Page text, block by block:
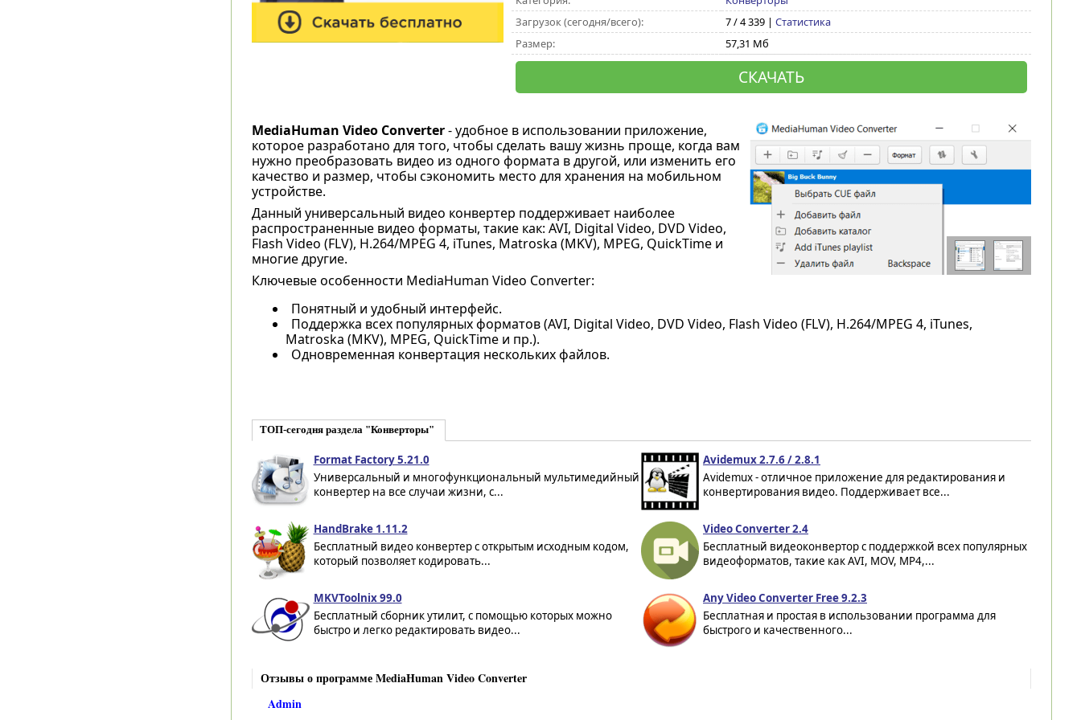
Загрузок (сегодня/всего):
7 / 4 339 | Статистика
Размер:
57,31 Мб
СКАЧАТЬ
MediaHuman Video Converter- удобное в использовании приложение,
которое разработано для того, чтобы сделать вашу жизнь проще, когда вам
нужно преобразовать видео из одного формата в другой, или изменить его
качество и размер, чтобы сэкономить место для хранения на мобильном
устройстве.
Данный универсальный видео конвертер поддерживает наиболее
распространенные видео форматы, такие как: AVI, Digital Video, DVD Video,
Flash Video (FLV), H.264/MPEG 4, iTunes, Matroska (MKV), MPEG, QuickTime и
многие другие.
Ключевые особенности MediaHuman Video Converter:
Понятный и удобный интерфейс.
Поддержка всех популярных форматов (AVI, Digital Video, DVD Video, Flash Video (FLV), H.264/MPEG 4, iTunes,
Matroska (MKV), MPEG, QuickTime и пр.).
Одновременная конвертация нескольких файлов.
ТОП-сегодня раздела "Конверторы"
Format Factory 5.21.0
Универсальный и многофункциональный мультимедийный
конвертер на все случаи жизни, с...
Avidemux 2.7.6 / 2.8.1
Avidemux - отличное приложение для редактирования и
конвертирования видео. Поддерживает все...
HandBrake 1.11.2
Бесплатный видео конвертер с открытым исходным кодом,
который позволяет кодировать...
Video Converter 2.4
Бесплатный видеоконвертор с поддержкой всех популярных
видеоформатов, такие как AVI, MOV, MP4,...
MKVToolnix 99.0
Бесплатный сборник утилит, с помощью которых можно
быстро и легко редактировать видео...
Any Video Converter Free 9.2.3
Бесплатная и простая в использовании программа для
быстрого и качественного...
Отзывы о программе MediaHuman Video Converter
Admin